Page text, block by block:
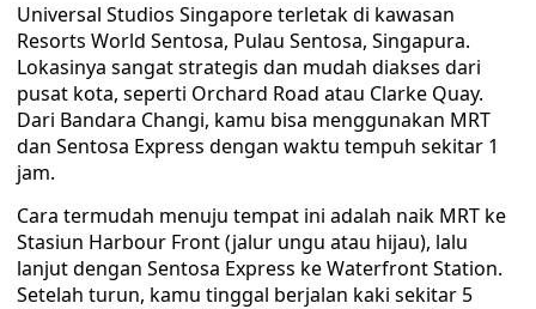
Universal Studios Singapore terletak di kawasan
Resorts World Sentosa, Pulau Sentosa, Singapura.
Lokasinya sangat strategis dan mudah diakses dari
pusat kota, seperti Orchard Road atau Clarke Quay.
Dari Bandara Changi, kamu bisa menggunakan MRT
dan Sentosa Express dengan waktu tempuh sekitar 1
jam.
Cara termudah menuju tempat ini adalah naik MRT ke
Stasiun Harbour Front (jalur ungu atau hijau), lalu
lanjut dengan Sentosa Express ke Waterfront Station.
Setelah turun, kamu tinggal berjalan kaki sekitar 5